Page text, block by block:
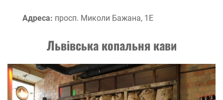
Адреса: просп. Миколи Бажана, 1Е
Львівська копальня кави